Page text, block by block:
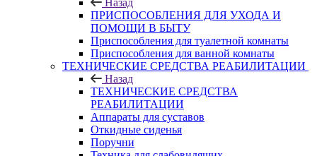
ПРИСПОСОБЛЕНИЯ ДЛЯ УХОДА И
ПОМОЩИ В БЫТУ
Приспособления для туалетной комнаты
Приспособления для ванной комнаты
ТЕХНИЧЕСКИЕ СРЕДСТВА РЕАБИЛИТАЦИИ
Назад
ТЕХНИЧЕСКИЕ СРЕДСТВА
РЕАБИЛИТАЦИИ
Аппараты для суставов
Откидные сиденья
Поручни